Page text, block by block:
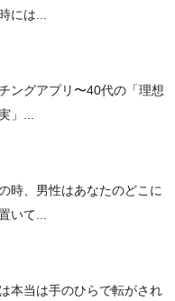
には...
ングアプリ〜40代の「理想
」...
時、男性はあなたのどこに
いて...
本当は手のひらで転がされ